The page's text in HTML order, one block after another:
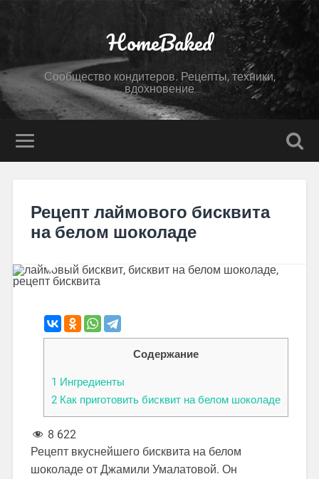
HomeBaked
Сообщество кондитеров. Рецепты, техники,
вдохновение
Рецепт лаймового бисквита
на белом шоколаде
Содержание
1 Ингредиенты
2 Как приготовить бисквит на белом шоколаде
8 622
Рецепт вкуснейшего бисквита на белом
шоколаде от Джамили Умалатовой. Он